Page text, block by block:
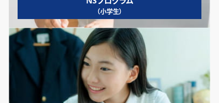
（小学生）